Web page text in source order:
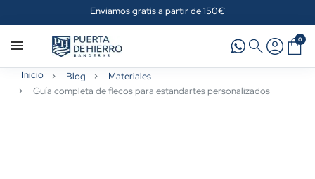
Enviamos gratis a partir de 150€
0
Inicio Blog
Materiales
Guía completa de flecos para estandartes personalizados